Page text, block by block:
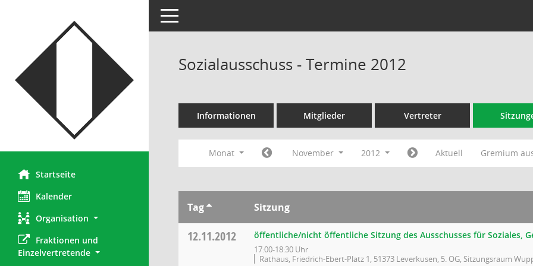
Startseite
Kalender
Organisation
Fraktionen und
Einzelvertretende
Toggle navigation
Sozialausschuss - Termine 2012
Informationen Mitglieder Vertreter
Monat November 2012 Aktuell Gremium
Tag Sitzung
12.11.2012 öffentliche/nicht öffentliche Sitzung des Ausschusses für Soziales,
17:00-18:30 Uhr
Rathaus, Friedrich-Ebert-Platz 1, 51373 Leverkusen, 5. OG, Sitzungsraum